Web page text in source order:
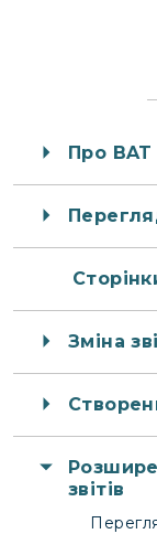
Про
Зміна
звітів